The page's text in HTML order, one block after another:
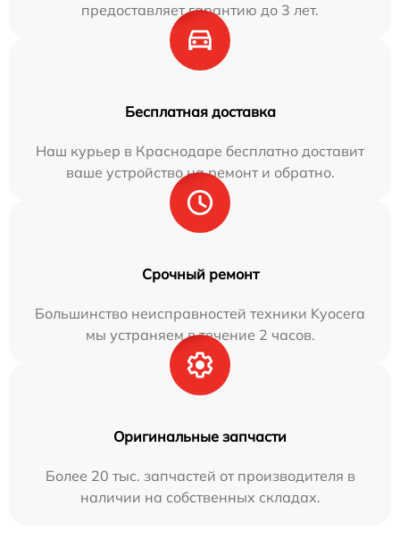
предоставляет гарантию до 3 лет.
Бесплатная доставка
Наш курьер в Краснодаре бесплатно доставит
ваше устройство на ремонт и обратно.
Срочный ремонт
Большинство неисправностей техники Kyocera
мы устраняем в течение 2 часов.
Оригинальные запчасти
Более 20 тыс. запчастей от производителя в
наличии на собственных складах.